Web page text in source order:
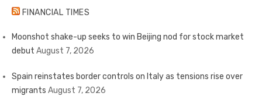
FINANCIAL TIMES
Moonshot shake-up seeks to win Beijing nod for stock market
debut August 7, 2026
Spain reinstates border controls on Italy as tensions rise over
migrants August 7, 2026